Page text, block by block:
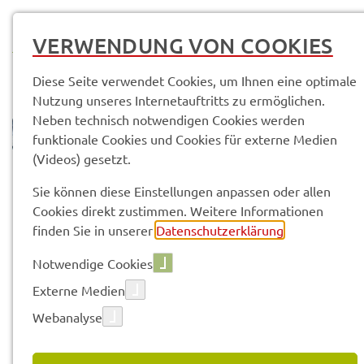
Umwelt­amt (SG 42)
Abfall­recht / Boden­schutz­recht (42.1)
ABFALL­RECHT / BODEN­
SCHUTZ­RECHT (42.1)
VERWENDUNG VON COOKIES
Diese Seite verwendet Cookies, um Ihnen eine optimale
Nutzung unseres Internetauftritts zu ermöglichen.
Neben technisch notwendigen Cookies werden
funktionale Cookies und Cookies für externe Medien
(Videos) gesetzt.
Sie können diese Einstellungen anpassen oder allen
Cookies direkt zustimmen. Weitere Informationen
finden Sie in unserer Datenschutzerklärung
Notwendige Cookies
Externe Medien
Webanalyse